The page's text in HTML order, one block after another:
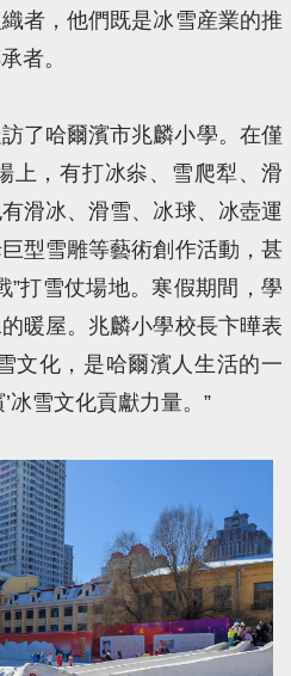
者，他們既是冰雪産業的推
者。
了哈爾濱市兆麟小學。在僅
上，有打冰尜、雪爬犁、滑
滑冰、滑雪、冰球、冰壺運
型雪雕等藝術創作活動，甚
”打雪仗場地。寒假期間，學
暖屋。兆麟小學校長卞曄表
文化，是哈爾濱人生活的一
冰雪文化貢獻力量。”